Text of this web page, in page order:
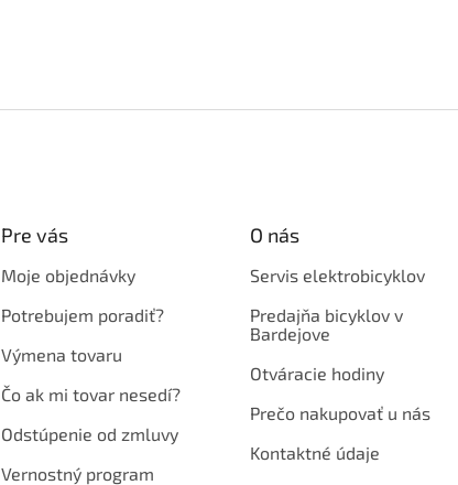
Pre vás
Moje objednávky
Potrebujem poradiť?
Výmena tovaru
Čo ak mi tovar nesedí?
Odstúpenie od zmluvy
Vernostný program
O nás
Servis elektrobicyklov
Predajňa bicyklov v
Bardejove
Otváracie hodiny
Prečo nakupovať u nás
Kontaktné údaje